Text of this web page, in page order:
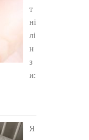
т
ні
лі
н
з
и:
Я